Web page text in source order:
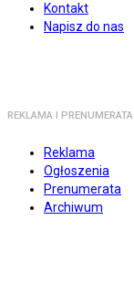
Kontakt
Napisz do nas
REKLAMA I PRENUMERATA
Reklama
Ogłoszenia
Prenumerata
Archiwum